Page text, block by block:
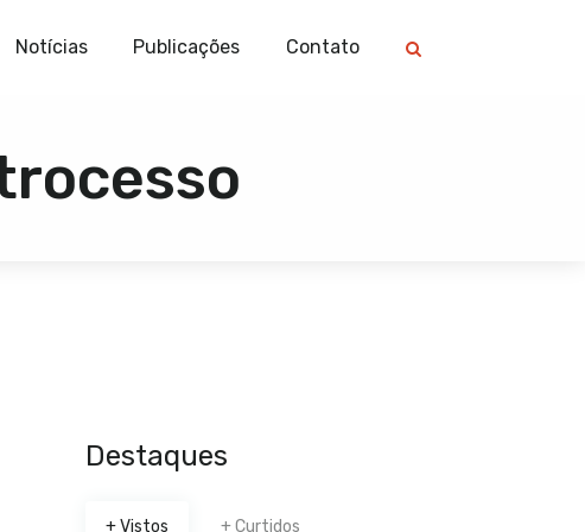
Notícias Publicações Contato
Destaques
+ Vistos + Curtidos